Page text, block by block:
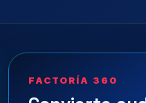
FACTORÍA 360